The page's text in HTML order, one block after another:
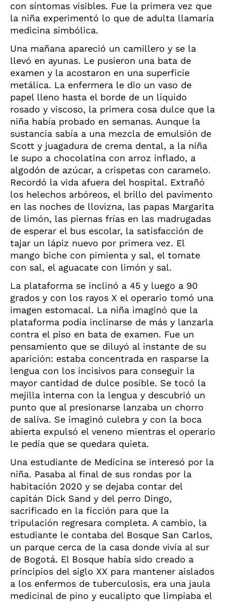
con síntomas visibles. Fue la primera vez que
la niña experimentó lo que de adulta llamaría
medicina simbólica.
Una mañana apareció un camillero y se la
llevó en ayunas. Le pusieron una bata de
examen y la acostaron en una superficie
metálica. La enfermera le dio un vaso de
papel lleno hasta el borde de un líquido
rosado y viscoso, la primera cosa dulce que la
niña había probado en semanas. Aunque la
sustancia sabía a una mezcla de emulsión de
Scott y juagadura de crema dental, a la niña
le supo a chocolatina con arroz inflado, a
algodón de azúcar, a crispetas con caramelo.
Recordó la vida afuera del hospital. Extrañó
los helechos arbóreos, el brillo del pavimento
en las noches de llovizna, las papas Margarita
de limón, las piernas frías en las madrugadas
de esperar el bus escolar, la satisfacción de
tajar un lápiz nuevo por primera vez. El
mango biche con pimienta y sal, el tomate
con sal, el aguacate con limón y sal.
La plataforma se inclinó a 45 y luego a 90
grados y con los rayos X el operario tomó una
imagen estomacal. La niña imaginó que la
plataforma podía inclinarse de más y lanzarla
contra el piso en bata de examen. Fue un
pensamiento que se diluyó al instante de su
aparición: estaba concentrada en rasparse la
lengua con los incisivos para conseguir la
mayor cantidad de dulce posible. Se tocó la
mejilla interna con la lengua y descubrió un
punto que al presionarse lanzaba un chorro
de saliva. Se imaginó culebra y con la boca
abierta expulsó el veneno mientras el operario
le pedía que se quedara quieta.
Una estudiante de Medicina se interesó por la
niña. Pasaba al final de sus rondas por la
habitación 2020 y se dejaba contar del
capitán Dick Sand y del perro Dingo,
sacrificado en la ficción para que la
tripulación regresara completa. A cambio, la
estudiante le contaba del Bosque San Carlos,
un parque cerca de la casa donde vivía al sur
de Bogotá. El Bosque había sido creado a
principios del siglo XX para mantener aislados
a los enfermos de tuberculosis, era una jaula
medicinal de pino y eucalipto que limpiaba el